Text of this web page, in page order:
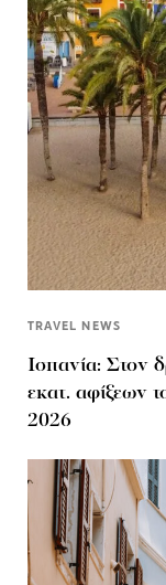
TRAVEL NEWS
Ισπανία: Στον
εκατ. αφίξεων
2026